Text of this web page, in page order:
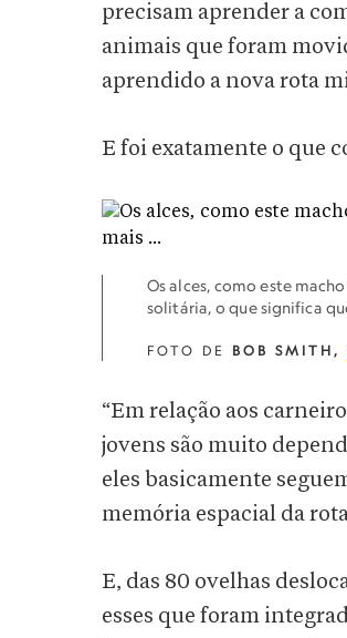
precisam aprender a
animais que foram
aprendido a nova rota
E foi exatamente o que
Os alces, como este
solitária, o que significa
FOTO DE BOB SMITH,
“Em relação aos
jovens são muito
eles basicamente
memória espacial da
E, das 80 ovelhas
esses que foram